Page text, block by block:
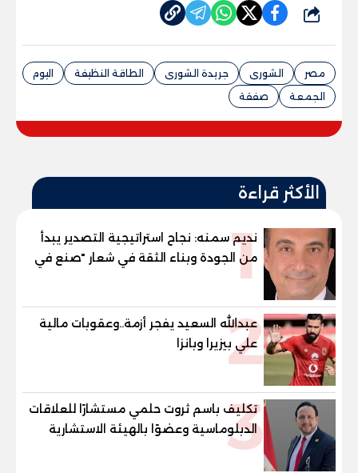
شارك
مصر الشورى جريدة الشورى الطاقة النظيفة
اليوم
الجمعة
صفقة
الأكثر قراءة
1
نديم سمنه: نجاح استراتيجية التصدير يبدأ
من الجودة وبناء الثقة في شعار "صنع في
مصر"
2
عبدالله السعيد يفجر أزمة..وعقوبات مالية
علي بيزيرا وبانزا
3
تكليف باسم ثروت حلمي مستشارًا للعلاقات
الدبلوماسية وعضوًا بالهيئة الاستشارية
العليا لمنظمة «جاد جمينت يوإن»